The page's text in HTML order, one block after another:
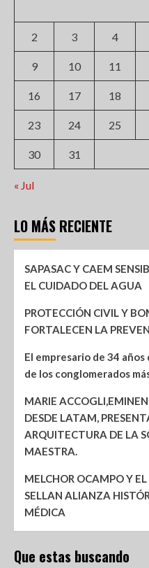
2 3 4
9 10 11
16 17 18
23 24 25
30 31
« Jul
LO MÁS RECIENTE
SAPASAC Y CAEM
EL CUIDADO DEL AGUA
PROTECCIÓN CIVIL Y
FORTALECEN LA
El empresario de 34
de los conglomerados
MARIE
DESDE LATAM,
ARQUITECTURA DE LA
MAESTRA.
MELCHOR OCAMPO Y
SELLAN ALIANZA
MÉDICA
Que estas buscando